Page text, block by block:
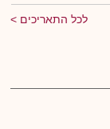
לכל התאריכים